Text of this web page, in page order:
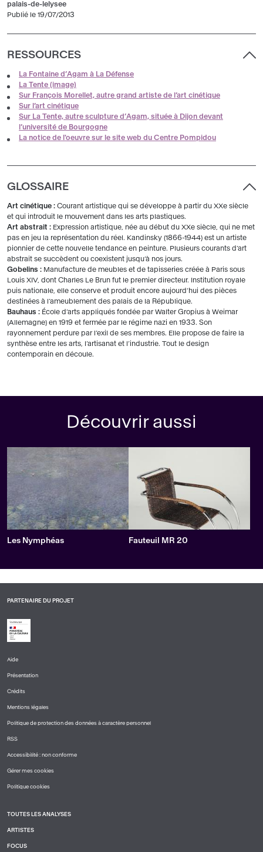
palais-de-lelysee
Publié le 19/07/2013
RESSOURCES
La Fontaine d’Agam à La Défense
La Tente (image)
Sur François Morellet, autre grand artiste de l’art cinétique
Sur l’art cinétique
Sur La Tente, autre sculpture d’Agam, située à Dijon devant
l’université de Bourgogne
La notice de l'oeuvre sur le site web du Centre Pompidou
GLOSSAIRE
Art cinétique : Courant artistique qui se développe à partir du XXe siècle
et qui introduit le mouvement dans les arts plastiques.
Art abstrait : Expression artistique, née au début du XXe siècle, qui ne met
pas en jeu la représentation du réel. Kandinsky (1866-1944) est un artiste
pionnier de cette nouvelle tendance en peinture. Plusieurs courants d’art
abstrait se succèdent ou coexistent jusqu’à nos jours.
Gobelins : Manufacture de meubles et de tapisseries créée à Paris sous
Louis XIV, dont Charles Le Brun fut le premier directeur. Institution royale
puis nationale, elle conserve et produit encore aujourd’hui des pièces
destinées à l’ameublement des palais de la République.
Bauhaus : École d’arts appliqués fondée par Walter Gropius à Weimar
(Allemagne) en 1919 et fermée par le régime nazi en 1933. Son
rayonnement perdure par l’exil de ses membres. Elle propose de faire la
synthèse entre les arts, l’artisanat et l’industrie. Tout le design
contemporain en découle.
Découvrir aussi
Les Nymphéas Fauteuil MR 20
PARTENAIRE DU PROJET
DE
PAGE
1
Aide
Présentation
Crédits
Mentions légales
Politique de protection des données à caractère personnel
RSS
Accessibilité : non conforme
Gérer mes cookies
Politique cookies
DE
PAGE
TOUTES LES ANALYSES
ARTISTES
FOCUS